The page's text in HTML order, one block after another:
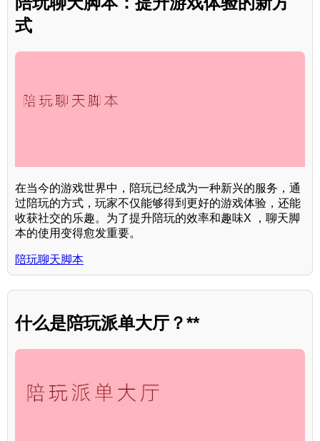
式
在当今的游戏世界中，陪玩已经成为一种新兴的服务，通
过陪玩的方式，玩家不仅能够得到更好的游戏体验，还能
收获社交的乐趣。为了提升陪玩的效率和趣味X ，聊天脚
本的使用变得愈发重要。
陪玩聊天脚本
什么是陪玩派单大厅？**